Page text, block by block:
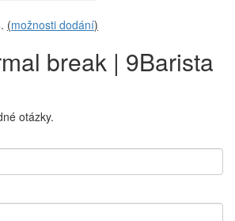
(možnosti dodání)
break | 9Barista
otázky.